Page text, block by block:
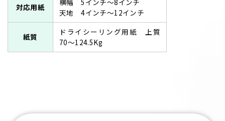
対応用紙
横幅 5インチ～8インチ
天地 4インチ～12インチ
紙質
ドライシーリング用紙 上質
70～124.5Kg